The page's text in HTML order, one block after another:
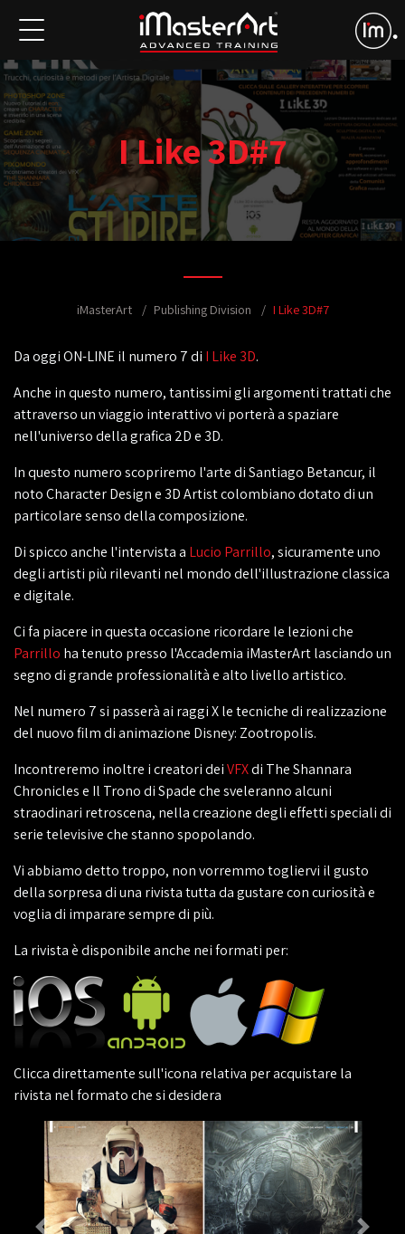
I Like 3D#7
iMasterArt Publishing Division I Like 3D#7
Da oggi ON-LINE il numero 7 di I Like 3D.
Anche in questo numero, tantissimi gli argomenti trattati che
attraverso un viaggio interattivo vi porterà a spaziare
nell'universo della grafica 2D e 3D.
In questo numero scopriremo l'arte di Santiago Betancur, il
noto Character Design e 3D Artist colombiano dotato di un
particolare senso della composizione.
Di spicco anche l'intervista a Lucio Parrillo, sicuramente uno
degli artisti più rilevanti nel mondo dell'illustrazione classica
e digitale.
Ci fa piacere in questa occasione ricordare le lezioni che
Parrillo ha tenuto presso l'Accademia iMasterArt lasciando un
segno di grande professionalità e alto livello artistico.
Nel numero 7 si passerà ai raggi X le tecniche di realizzazione
del nuovo film di animazione Disney: Zootropolis.
Incontreremo inoltre i creatori deiVFXdi The Shannara
Chronicles e Il Trono di Spade che sveleranno alcuni
straodinari retroscena, nella creazione degli effetti speciali di
serie televisive che stanno spopolando.
Vi abbiamo detto troppo, non vorremmo togliervi il gusto
della sorpresa di una rivista tutta da gustare con curiosità e
voglia di imparare sempre di più.
La rivista è disponibile anche nei formati per:
Clicca direttamente sull'icona relativa per acquistare la
rivista nel formato che si desidera